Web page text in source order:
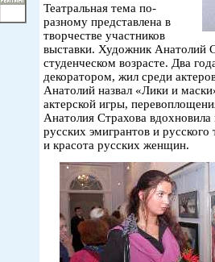
Театральная тема по-
разному представлена в
творчестве участников
выставки. Художник Анатолий
студенческом возрасте. Два
декоратором, жил среди
Анатолий назвал «Лики и
актерской игры,
Анатолия Страхова
русских эмигрантов и
и красота русских женщин.